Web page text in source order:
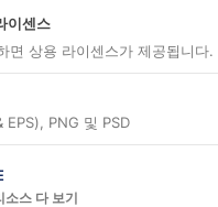
이센스
면 상용 라이센스가 제공됩니다.
EPS), PNG 및 PSD
스 다 보기